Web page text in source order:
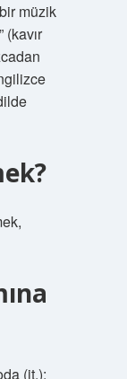
müzik
(kavır
(it.):